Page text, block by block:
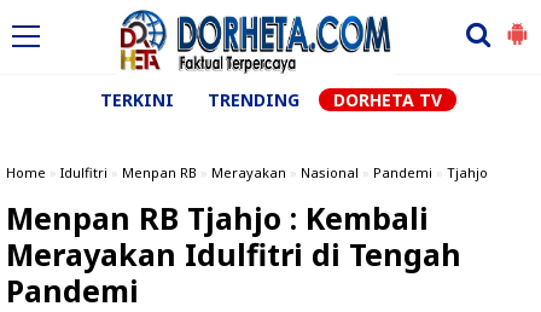
TERKINI TRENDING DORHETA TV
Home » Idulfitri » Menpan RB » Merayakan » Nasional » Pandemi » Tjahjo
Menpan RB Tjahjo : Kembali
Merayakan Idulfitri di Tengah
Pandemi